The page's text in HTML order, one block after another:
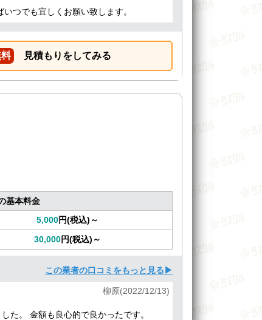
つでも宜しくお願い致します。
見積もりをしてみる
基本料金
5,000円(税込)～
30,000円(税込)～
この業者の口コミをもっと見る▶
柳原(2022/12/13)
た。 金額も良心的で良かったです。